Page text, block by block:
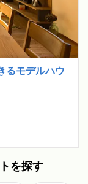
るモデルハウ
を探す